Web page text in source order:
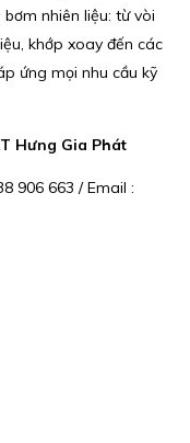
nhiên liệu: từ vòi
khớp xoay đến các
ứng mọi nhu cầu kỹ
Hưng Gia Phát
906 663 / Email :